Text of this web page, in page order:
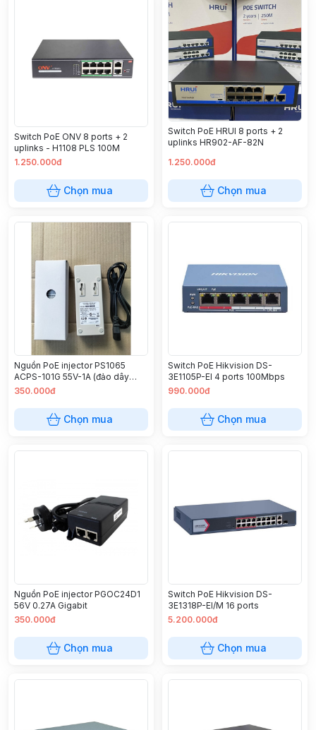
Switch PoE ONV 8 ports + 2
uplinks - H1108 PLS 100M
1.250.000đ
Chọn mua
Switch PoE HRUI 8 ports + 2
uplinks HR902-AF-82N
1.250.000đ
Chọn mua
Nguồn PoE injector PS1065
ACPS-101G 55V-1A (đảo dây
Radio 5-7)
350.000đ
Chọn mua
Switch PoE Hikvision DS-
3E1105P-EI 4 ports 100Mbps
990.000đ
Chọn mua
Nguồn PoE injector PGOC24D1
56V 0.27A Gigabit
350.000đ
Chọn mua
Switch PoE Hikvision DS-
3E1318P-EI/M 16 ports
5.200.000đ
Chọn mua